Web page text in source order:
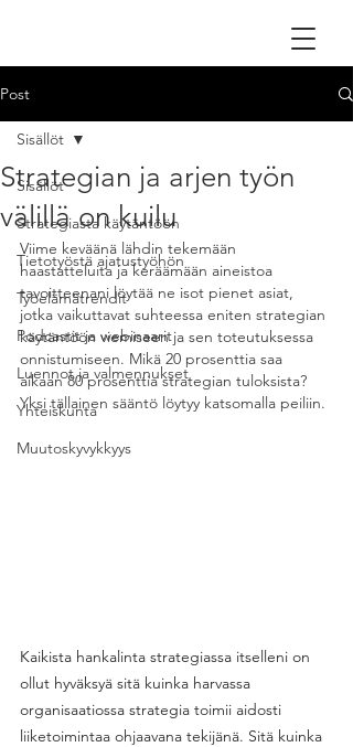
Post
Sisällöt
Strategiasta käytäntöön
Tietotyöstä ajatustyöhön
Työelämätrendit
Podcastit ja webinaarit
Luennot ja valmennukset
Yhteiskunta
Muutoskyvykkyys
Sisällöt
Strategian ja arjen työn
välillä on kuilu
Viime keväänä lähdin tekemään
haastatteluita ja keräämään aineistoa
tavoitteenani löytää ne isot pienet asiat,
jotka vaikuttavat suhteessa eniten strategian
käytäntöön viemiseen ja sen toteutuksessa
onnistumiseen. Mikä 20 prosenttia saa
aikaan 80 prosenttia strategian tuloksista?
Yksi tällainen sääntö löytyy katsomalla peiliin.
Kaikista hankalinta strategiassa itselleni on
ollut hyväksyä sitä kuinka harvassa
organisaatiossa strategia toimii aidosti
liiketoimintaa ohjaavana tekijänä. Sitä kuinka